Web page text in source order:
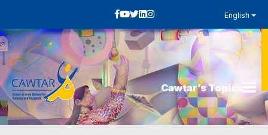
English
Cawtar’s Topics